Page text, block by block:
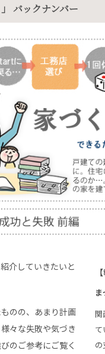
バックナンバー
関
て
介していきたいと
のの、あまり計画
々な失敗や気づき
のご参考にご覧く